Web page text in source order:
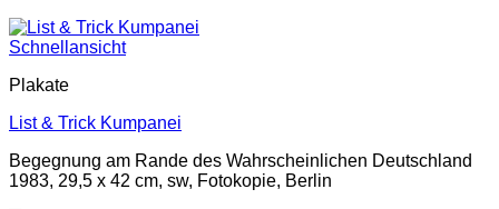
Schnellansicht
Plakate
List & Trick Kumpanei
Begegnung am Rande des Wahrscheinlichen Deutschland
1983, 29,5 x 42 cm, sw, Fotokopie, Berlin